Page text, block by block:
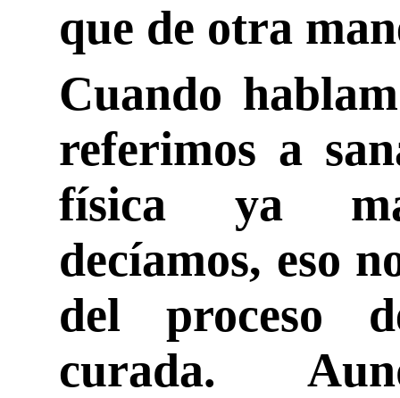
que de otra
Cuando
referimos a
física ya
decíamos, eso
del proceso
curada.